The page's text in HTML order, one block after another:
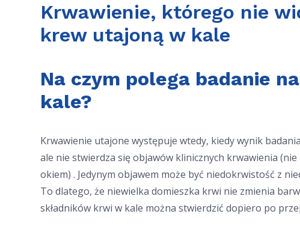
Krwawienie, którego nie
krew utajoną w kale
Na czym polega badanie
kale?
Krwawienie utajone występuje wtedy, kiedy wynik
ale nie stwierdza się objawów klinicznych krwawienia
okiem) . Jedynym objawem może być niedokrwistość z
To dlatego, że niewielka domieszka krwi nie zmienia
składników krwi w kale można stwierdzić dopiero po